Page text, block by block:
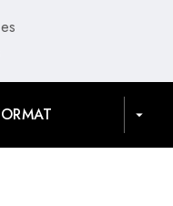
arrow_drop_down